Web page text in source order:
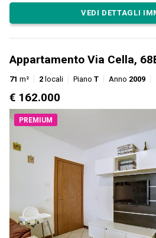
VEDI DETTAGLI
Appartamento Via Cella,
71 m² 2 locali Piano T Anno 2009
€ 162.000
PREMIUM